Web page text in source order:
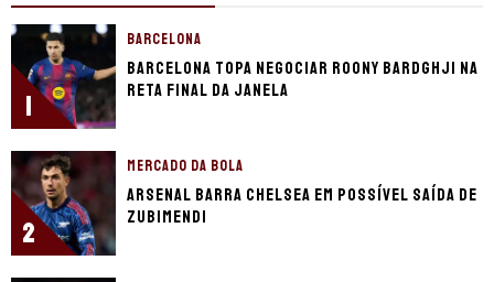
1
BARCELONA
Barcelona topa negociar Roony Bardghji na
reta final da janela
2
MERCADO DA BOLA
Arsenal barra Chelsea em possível saída de
Zubimendi